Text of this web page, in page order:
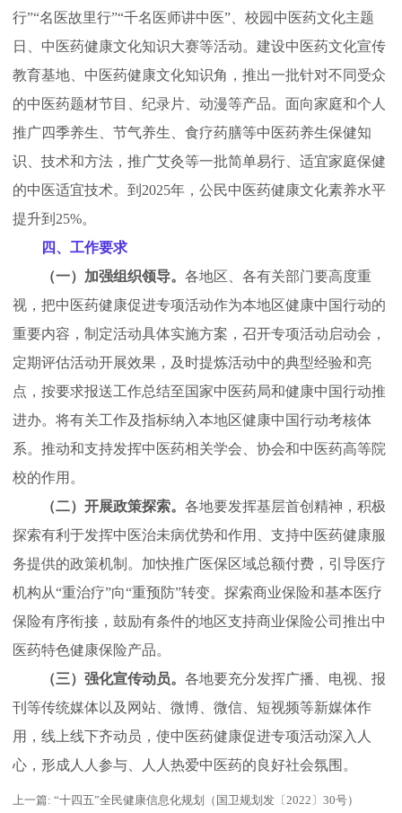
行”“名医故里行”“千名医师讲中医”、校园中医药文化主题
日、中医药健康文化知识大赛等活动。建设中医药文化宣传
教育基地、中医药健康文化知识角，推出一批针对不同受众
的中医药题材节目、纪录片、动漫等产品。面向家庭和个人
推广四季养生、节气养生、食疗药膳等中医药养生保健知
识、技术和方法，推广艾灸等一批简单易行、适宜家庭保健
的中医适宜技术。到2025年，公民中医药健康文化素养水平
提升到25%。
四、工作要求
（一）加强组织领导。 各地区、各有关部门要高度重
视，把中医药健康促进专项活动作为本地区健康中国行动的
重要内容，制定活动具体实施方案，召开专项活动启动会，
定期评估活动开展效果，及时提炼活动中的典型经验和亮
点，按要求报送工作总结至国家中医药局和健康中国行动推
进办。将有关工作及指标纳入本地区健康中国行动考核体
系。推动和支持发挥中医药相关学会、协会和中医药高等院
校的作用。
（二）开展政策探索。 各地要发挥基层首创精神，积极
探索有利于发挥中医治未病优势和作用、支持中医药健康服
务提供的政策机制。加快推广医保区域总额付费，引导医疗
机构从“重治疗”向“重预防”转变。探索商业保险和基本医疗
保险有序衔接，鼓励有条件的地区支持商业保险公司推出中
医药特色健康保险产品。
（三）强化宣传动员。 各地要充分发挥广播、电视、报
刊等传统媒体以及网站、微博、微信、短视频等新媒体作
用，线上线下齐动员，使中医药健康促进专项活动深入人
心，形成人人参与、人人热爱中医药的良好社会氛围。
上一篇: “十四五”全民健康信息化规划（国卫规划发〔2022〕30号）